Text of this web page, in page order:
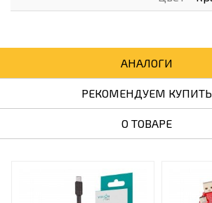
АНАЛОГИ
РЕКОМЕНДУЕМ КУПИТЬ
О ТОВАРЕ